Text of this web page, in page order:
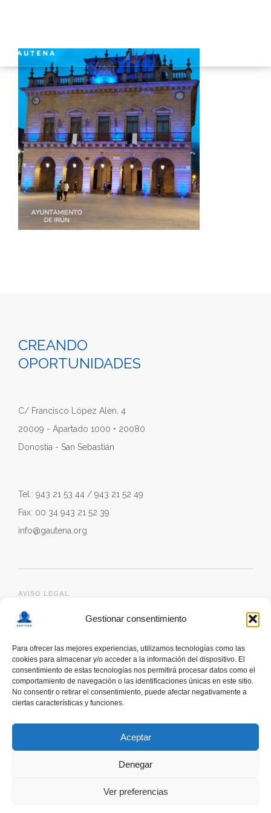
Gestionar consentimiento
Para ofrecer las mejores experiencias, utilizamos tecnologías como las
cookies para almacenar y/o acceder a la información del dispositivo. El
consentimiento de estas tecnologías nos permitirá procesar datos como el
comportamiento de navegación o las identificaciones únicas en este sitio.
No consentir o retirar el consentimiento, puede afectar negativamente a
ciertas características y funciones.
Aceptar
Denegar
Ver preferencias
INICIO
GAUTENA
AUTISMO
COMUNICACIÓN
SERVICIOS
NOTICIAS
CONTACTO
ÁREA PRIVADA
CREANDO
OPORTUNIDADES
C/ Francisco López Alen, 4
20009 - Apartado 1000 • 20080
Donostia - San Sebastián
Tel.: 943 21 53 44 / 943 21 52 49
Fax: 00 34 943 21 52 39
info@gautena.org
AVISO LEGAL
deskonektapp
THE HELP OF PEOPLE WITH AUTISM TO PROMOTE
A RESPONSIBLE USE OF SMARTPHONES